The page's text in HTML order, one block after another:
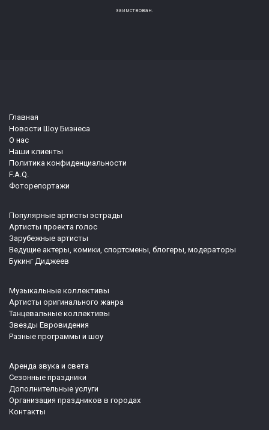
заимствован.
Главная
Новости Шоу Бизнеса
О нас
Наши клиенты
Политика конфиденциальности
F.A.Q.
Фоторепортажи
Популярные артисты эстрады
Артисты проекта голос
Зарубежные артисты
Ведущие актеры, комики, спортсмены, блогеры, модераторы
Букинг Диджеев
Музыкальные коллективы
Артисты оригинального жанра
Танцевальные коллективы
Звезды Евровидения
Разные программы и шоу
Аренда звука и света
Сезонные праздники
Дополнительные услуги
Организация праздников в городах
Контакты